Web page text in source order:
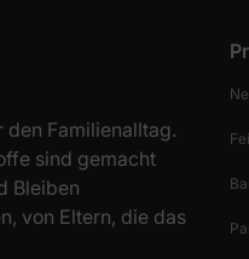
Familienalltag.
sind gemacht
Bleiben
von Eltern, die das